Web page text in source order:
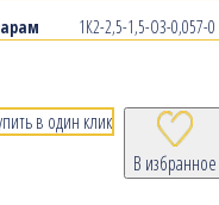
1К2-2,5-1,5-О3-0,057-0
В избранное
в один клик